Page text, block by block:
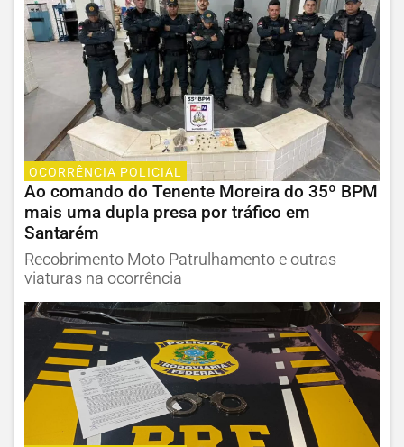
OCORRÊNCIA POLICIAL
Ao comando do Tenente Moreira do 35º BPM
mais uma dupla presa por tráfico em
Santarém
Recobrimento Moto Patrulhamento e outras
viaturas na ocorrência